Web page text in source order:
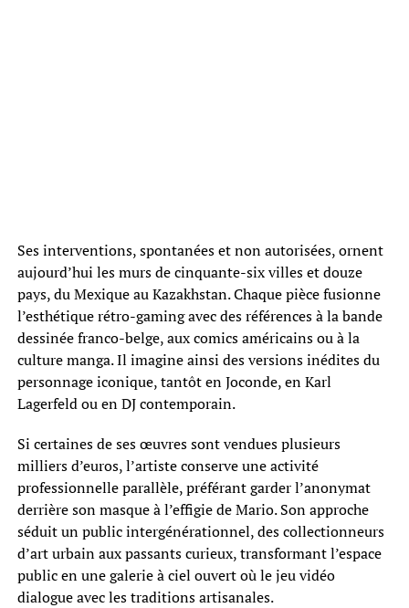
Ses interventions, spontanées et non autorisées, ornent
aujourd’hui les murs de cinquante-six villes et douze
pays, du Mexique au Kazakhstan. Chaque pièce fusionne
l’esthétique rétro-gaming avec des références à la bande
dessinée franco-belge, aux comics américains ou à la
culture manga. Il imagine ainsi des versions inédites du
personnage iconique, tantôt en Joconde, en Karl
Lagerfeld ou en DJ contemporain.
Si certaines de ses œuvres sont vendues plusieurs
milliers d’euros, l’artiste conserve une activité
professionnelle parallèle, préférant garder l’anonymat
derrière son masque à l’effigie de Mario. Son approche
séduit un public intergénérationnel, des collectionneurs
d’art urbain aux passants curieux, transformant l’espace
public en une galerie à ciel ouvert où le jeu vidéo
dialogue avec les traditions artisanales.